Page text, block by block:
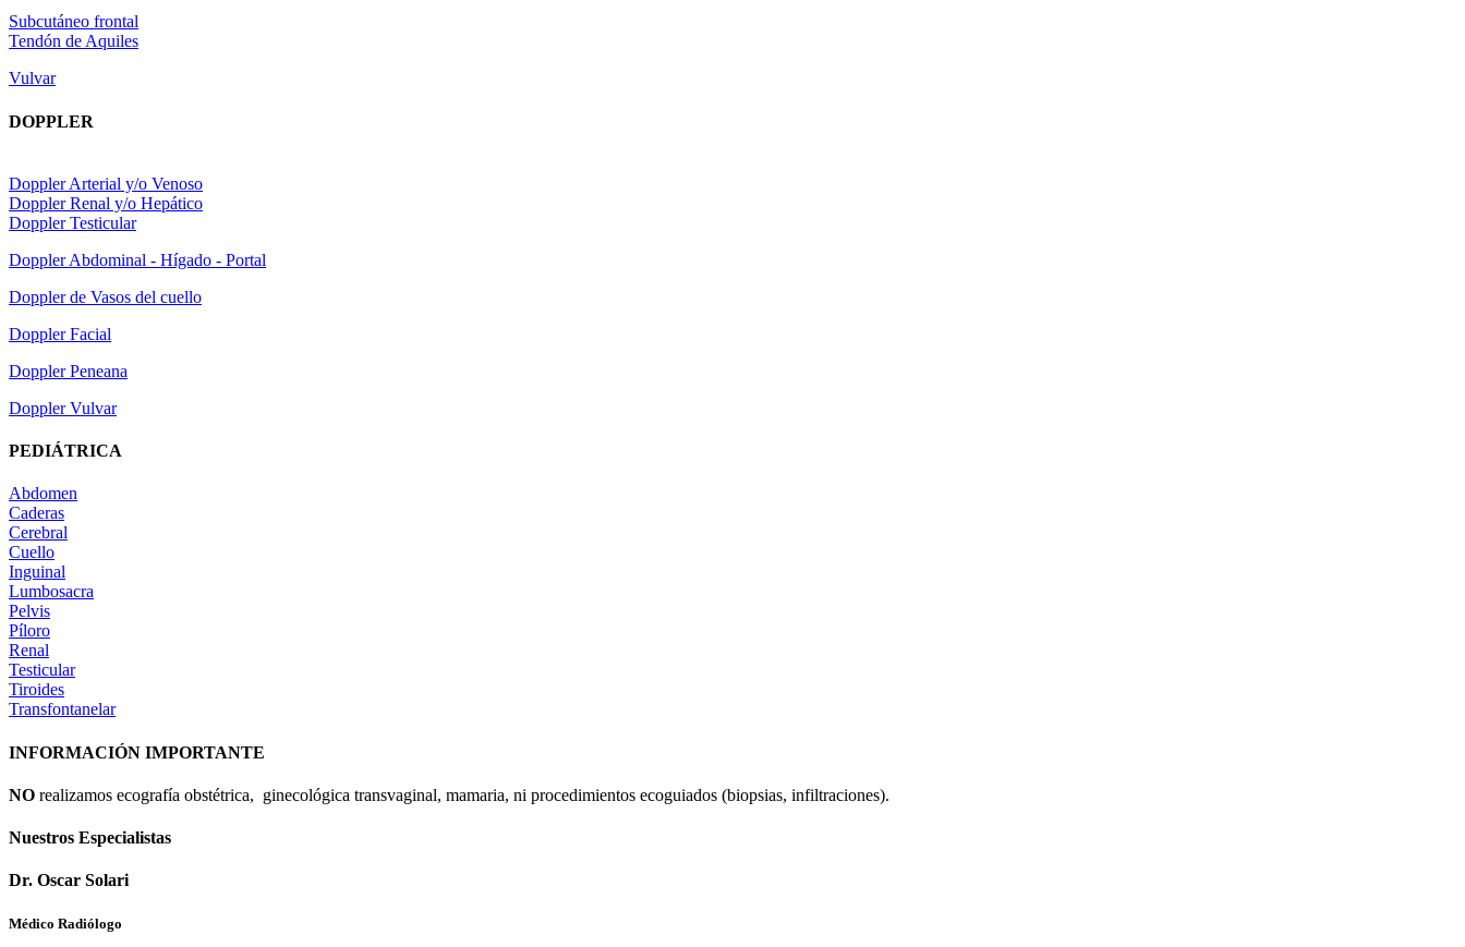
Subcutáneo frontal
Tendón de Aquiles
Vulvar
DOPPLER
Doppler Arterial y/o Venoso
Doppler Renal y/o Hepático
Doppler Testicular
Doppler Abdominal - Hígado - Portal
Doppler de Vasos del cuello
Doppler Facial
Doppler Peneana
Doppler Vulvar
PEDIÁTRICA
Abdomen
Caderas
Cerebral
Cuello
Inguinal
Lumbosacra
Pelvis
Píloro
Renal
Testicular
Tiroides
Transfontanelar
INFORMACIÓN IMPORTANTE
NO realizamos ecografía obstétrica, ginecológica transvaginal, mamaria, ni procedimientos ecoguiados (biopsias, infiltraciones).
Nuestros Especialistas
Dr. Oscar Solari
Médico Radiólogo